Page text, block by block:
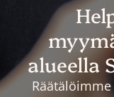
alueella